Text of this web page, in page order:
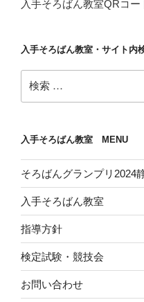
入手そろばん教室QRコー
入手そろばん教室・サイト内
索:
入手そろばん教室 MENU
そろばんグランプリ2024
入手そろばん教室
指導方針
検定試験・競技会
お問い合わせ